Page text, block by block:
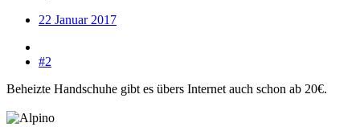
22 Januar 2017
#2
Beheizte Handschuhe gibt es übers Internet auch schon ab 20€.